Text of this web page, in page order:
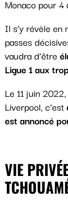
Monaco pour 4
Il s’y révèle
passes
vaudra d’être
Ligue 1 aux
Le 11 juin
Liverpool, c’est
est annoncé
VIE